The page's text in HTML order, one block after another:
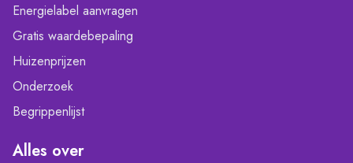
Energielabel aanvragen
Gratis waardebepaling
Huizenprijzen
Onderzoek
Begrippenlijst
Alles over